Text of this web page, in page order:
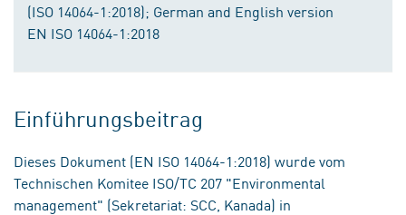
(ISO 14064-1:2018); German and English version
EN ISO 14064-1:2018
Einführungsbeitrag
Dieses Dokument (EN ISO 14064-1:2018) wurde vom
Technischen Komitee ISO/TC 207 "Environmental
management" (Sekretariat: SCC, Kanada) in